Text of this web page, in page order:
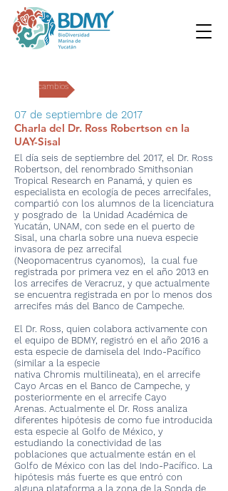
Intercambios
07 de septiembre de 2017
Charla del Dr. Ross Robertson en la
UAY-Sisal
El día seis de septiembre del 2017, el Dr. Ross
Robertson, del renombrado Smithsonian
Tropical Research en Panamá, y quien es
especialista en ecología de peces arrecifales,
compartió con los alumnos de la licenciatura
y posgrado de la Unidad Académica de
Yucatán, UNAM, con sede en el puerto de
Sisal, una charla sobre una nueva especie
invasora de pez arrecifal
(Neopomacentrus cyanomos), la cual fue
registrada por primera vez en el año 2013 en
los arrecifes de Veracruz, y que actualmente
se encuentra registrada en por lo menos dos
arrecifes más del Banco de Campeche.
El Dr. Ross, quien colabora activamente con
el equipo de BDMY, registró en el año 2016 a
esta especie de damisela del Indo-Pacífico
(similar a la especie
nativa Chromis multilineata), en el arrecife
Cayo Arcas en el Banco de Campeche, y
posteriormente en el arrecife Cayo
Arenas. Actualmente el Dr. Ross analiza
diferentes hipótesis de como fue introducida
esta especie al Golfo de México, y
estudiando la conectividad de las
poblaciones que actualmente están en el
Golfo de México con las del Indo-Pacífico. La
hipótesis más fuerte es que entró con
alguna plataforma a la zona de la Sonda de